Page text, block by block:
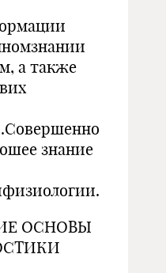
а также
знание
ОСНОВЫ